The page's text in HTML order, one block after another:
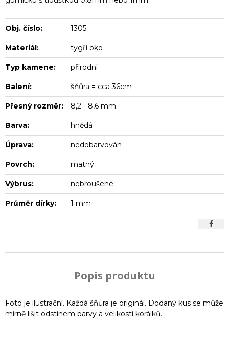
Obj. číslo: 1305
Materiál: tygří oko
Typ kamene: přírodní
Balení: šňůra = cca 36cm
Přesný rozměr: 8,2 - 8,6 mm
Barva: hnědá
Úprava: nedobarvován
Povrch: matný
Výbrus: nebroušené
Průměr dírky: 1 mm
Popis produktu
Foto je ilustrační. Každá šňůra je originál. Dodaný kus se může
mírně lišit odstínem barvy a velikostí korálků.